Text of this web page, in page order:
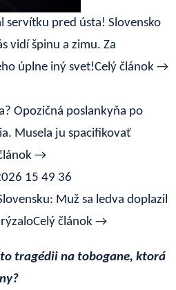
servítku pred ústa! Slovensko
vidí špinu a zimu. Za
úplne iný svet!Celý článok →
Opozičná poslankyňa po
Musela ju spacifikovať
→
Muž sa ledva doplazil
Celý článok →
tragédii na tobogane, ktorá